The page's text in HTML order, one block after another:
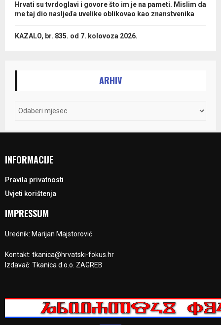
Hrvati su tvrdoglavi i govore što im je na pameti. Mislim da
me taj dio nasljeđa uvelike oblikovao kao znanstvenika
KAZALO, br. 835. od 7. kolovoza 2026.
ARHIV
INFORMACIJE
Pravila privatnosti
Uvjeti korištenja
IMPRESSUM
Urednik: Marijan Majstorović
Kontakt: tkanica@hrvatski-fokus.hr
Izdavač: Tkanica d.o.o. ZAGREB